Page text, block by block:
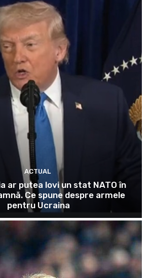
ACTUAL
ar putea lovi un stat NATO în
Ce spune despre armele
pentru Ucraina